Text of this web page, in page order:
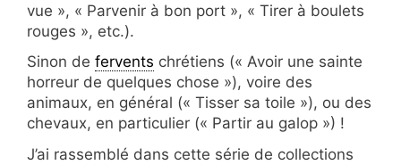
vue », « Parvenir à bon port », « Tirer à boulets
rouges », etc.).
Sinon de fervents chrétiens (« Avoir une sainte
horreur de quelques chose »), voire des
animaux, en général (« Tisser sa toile »), ou des
chevaux, en particulier (« Partir au galop ») !
J’ai rassemblé dans cette série de collections